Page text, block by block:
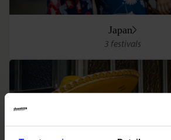
Japan
3 festivals